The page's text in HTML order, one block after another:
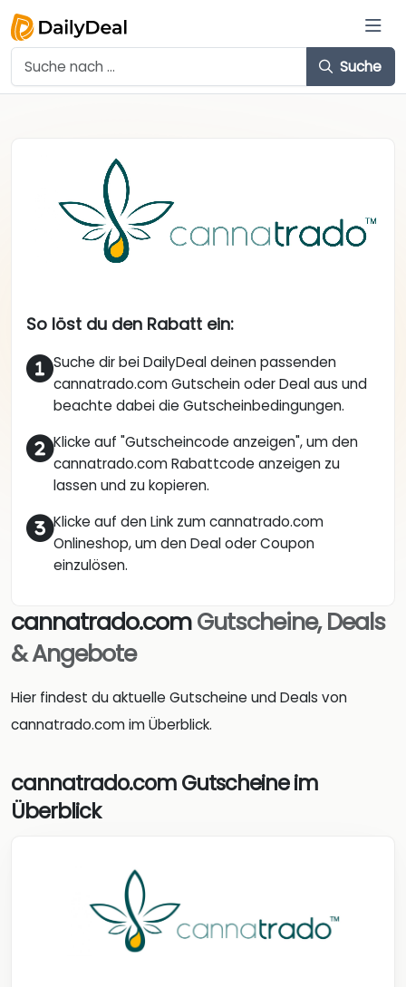
Suche
So löst du den Rabatt ein:
Suche dir bei DailyDeal deinen passenden
cannatrado.com Gutschein oder Deal aus und
beachte dabei die Gutscheinbedingungen.
Klicke auf "Gutscheincode anzeigen", um den
cannatrado.com Rabattcode anzeigen zu
lassen und zu kopieren.
Klicke auf den Link zum cannatrado.com
Onlineshop, um den Deal oder Coupon
einzulösen.
cannatrado.comGutscheine, Deals
& Angebote
Hier findest du aktuelle Gutscheine und Deals von
cannatrado.com im Überblick.
cannatrado.com Gutscheine im
Überblick